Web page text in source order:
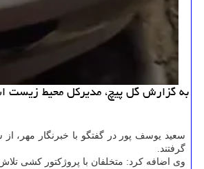
به گزارش گل پیچ، مدیرکل محیط زیست
سعید یوسف پور در گفتگو با خبرنگار مهر،
گرفتند.
وی اضافه کرد: متخلفان با پروژکتور کشی